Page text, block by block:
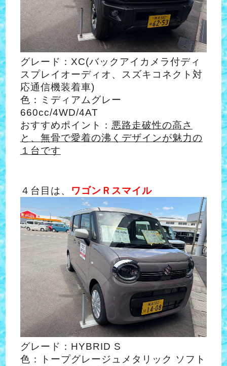
グレード：XC(バックアイカメラ付ディ
スプレイオーディオ、スズキコネクト対
応通信機装着車)
色：ミディアムグレー
660cc/4WD/4AT
おすすめポイント： 悪路走破性の高さ
と、無骨で愛着の沸くデザインが魅力の
１台です
４台目は、 ワゴンＲスマイル
グレード：HYBRID S
色：トープグレージュメタリック ソフト